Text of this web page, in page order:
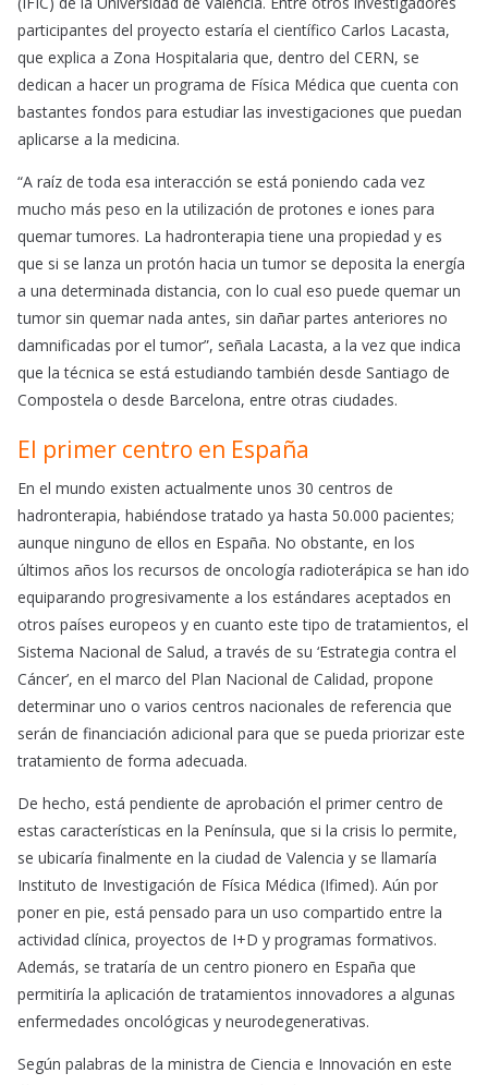
participantes del proyecto estaría el científico Carlos Lacasta,
que explica a Zona Hospitalaria que, dentro del CERN, se
dedican a hacer un programa de Física Médica que cuenta con
bastantes fondos para estudiar las investigaciones que puedan
aplicarse a la medicina.
“A raíz de toda esa interacción se está poniendo cada vez
mucho más peso en la utilización de protones e iones para
quemar tumores. La hadronterapia tiene una propiedad y es
que si se lanza un protón hacia un tumor se deposita la energía
a una determinada distancia, con lo cual eso puede quemar un
tumor sin quemar nada antes, sin dañar partes anteriores no
damnificadas por el tumor”, señala Lacasta, a la vez que indica
que la técnica se está estudiando también desde Santiago de
Compostela o desde Barcelona, entre otras ciudades.
El primer centro en España
En el mundo existen actualmente unos 30 centros de
hadronterapia, habiéndose tratado ya hasta 50.000 pacientes;
aunque ninguno de ellos en España. No obstante, en los
últimos años los recursos de oncología radioterápica se han ido
equiparando progresivamente a los estándares aceptados en
otros países europeos y en cuanto este tipo de tratamientos, el
Sistema Nacional de Salud, a través de su ‘Estrategia contra el
Cáncer’, en el marco del Plan Nacional de Calidad, propone
determinar uno o varios centros nacionales de referencia que
serán de financiación adicional para que se pueda priorizar este
tratamiento de forma adecuada.
De hecho, está pendiente de aprobación el primer centro de
estas características en la Península, que si la crisis lo permite,
se ubicaría finalmente en la ciudad de Valencia y se llamaría
Instituto de Investigación de Física Médica (Ifimed). Aún por
poner en pie, está pensado para un uso compartido entre la
actividad clínica, proyectos de I+D y programas formativos.
Además, se trataría de un centro pionero en España que
permitiría la aplicación de tratamientos innovadores a algunas
enfermedades oncológicas y neurodegenerativas.
Según palabras de la ministra de Ciencia e Innovación en este